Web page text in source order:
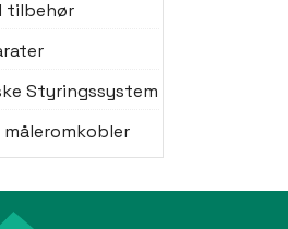
tilbehør
Styringssystem